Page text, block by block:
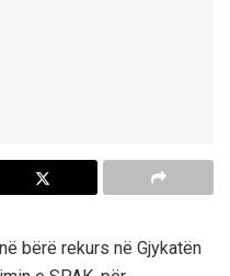
bërë rekurs në Gjykatën